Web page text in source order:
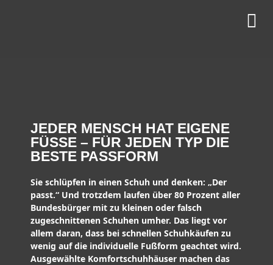
JEDER MENSCH HAT EIGENE
FÜSSE – FÜR JEDEN TYP DIE B
ESTE PASSFORM
Sie schlüpfen in einen Schuh und denken: „Der
passt.“ Und trotzdem laufen über 80 Prozent aller
Bundesbürger mit zu kleinen oder falsch
zugeschnittenen Schuhen umher. Das liegt vor
allem daran, dass bei schnellen Schuhkäufen zu
wenig auf die individuelle Fußform geachtet wird.
Ausgewählte Komfortschuhhäuser machen das